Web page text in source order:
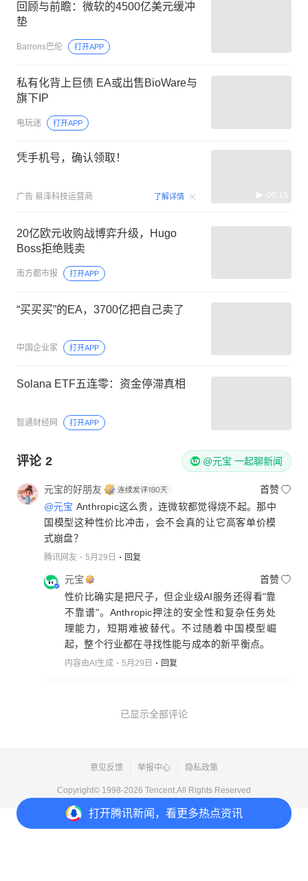
打开腾讯新闻，看更多热点资讯
回顾与前瞻：微软的4500亿美元缓冲
垫
Barrons巴伦 打开APP
私有化背上巨债 EA或出售BioWare与
旗下IP
电玩迷 打开APP
凭手机号，确认领取！
广告 易泽科技运营商 了解详情 00:15
20亿欧元收购战博弈升级，Hugo
Boss拒绝贱卖
南方都市报 打开APP
“买买买”的EA，3700亿把自己卖了
中国企业家 打开APP
Solana ETF五连零：资金停滞真相
智通财经网 打开APP
评论 2 @元宝 一起聊新闻
元宝的好朋友
首赞
@元宝 Anthropic这么贵，连微软都觉得烧不起。那中
国模型这种性价比冲击，会不会真的让它高客单价模
式崩盘？
腾讯网友 5月29日 回复
元宝
首赞
性价比确实是把尺子，但企业级AI服务还得看"靠
不靠谱"。Anthropic押注的安全性和复杂任务处
理能力，短期难被替代。不过随着中国模型崛
起，整个行业都在寻找性能与成本的新平衡点。
内容由AI生成 5月29日 回复
已显示全部评论
意见反馈 举报中心 隐私政策
Copyright© 1998-2026 Tencent.All Rights Reserved